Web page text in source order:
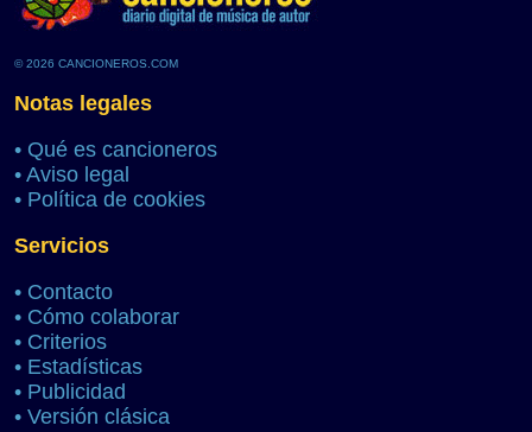
© 2026 CANCIONEROS.COM
Notas legales
• Qué es cancioneros
• Aviso legal
• Política de cookies
Servicios
• Contacto
• Cómo colaborar
• Criterios
• Estadísticas
• Publicidad
• Versión clásica